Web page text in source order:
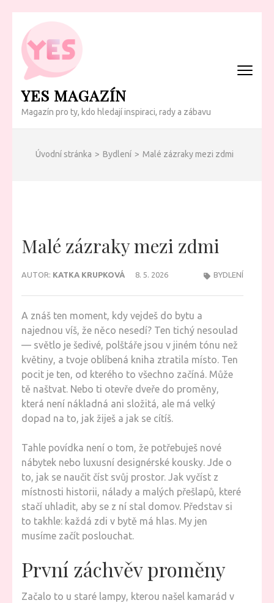
Přeskočit
obsah
(Enter)
YES MAGAZÍN
Magazín pro ty, kdo hledají inspiraci, rady a zábavu
Úvodní stránka > Bydlení > Malé zázraky mezi zdmi
Malé zázraky mezi zdmi
AUTOR: KATKA KRUPKOVÁ 8. 5. 2026 BYDLENÍ
A znáš ten moment, kdy vejdeš do bytu a
najednou víš, že něco nesedí? Ten tichý nesoulad
— světlo je šedivé, polštáře jsou v jiném tónu než
květiny, a tvoje oblíbená kniha ztratila místo. Ten
pocit je ten, od kterého to všechno začíná. Může
tě naštvat. Nebo ti otevře dveře do proměny,
která není nákladná ani složitá, ale má velký
dopad na to, jak žiješ a jak se cítíš.
Tahle povídka není o tom, že potřebuješ nové
nábytek nebo luxusní designérské kousky. Jde o
to, jak se naučit číst svůj prostor. Jak vyčíst z
místnosti historii, nálady a malých přešlapů, které
stačí uhladit, aby se z ní stal domov. Představ si
to takhle: každá zdi v bytě má hlas. My jen
musíme začít poslouchat.
První záchvěv proměny
Začalo to u staré lampy, kterou našel kamarád v